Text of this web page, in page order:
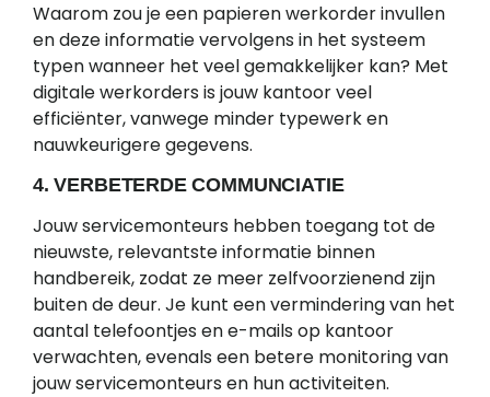
Waarom zou je een papieren werkorder invullen
en deze informatie vervolgens in het systeem
typen wanneer het veel gemakkelijker kan? Met
digitale werkorders is jouw kantoor veel
efficiënter, vanwege minder typewerk en
nauwkeurigere gegevens.
4. VERBETERDE COMMUNCIATIE
Jouw servicemonteurs hebben toegang tot de
nieuwste, relevantste informatie binnen
handbereik, zodat ze meer zelfvoorzienend zijn
buiten de deur. Je kunt een vermindering van het
aantal telefoontjes en e-mails op kantoor
verwachten, evenals een betere monitoring van
jouw servicemonteurs en hun activiteiten.